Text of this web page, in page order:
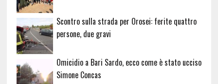
Scontro sulla strada per Orosei: ferite quattro
persone, due gravi
Omicidio a Bari Sardo, ecco come è stato ucciso
Simone Concas